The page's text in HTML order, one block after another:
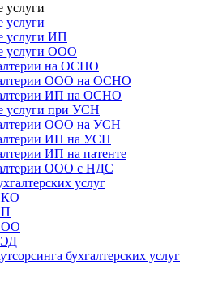
услуги
услуги
услуги ИП
услуги ООО
на ОСНО
ООО на ОСНО
ИП на ОСНО
услуги при УСН
ООО на УСН
ИП на УСН
ИП на патенте
ООО с НДС
услуг
бухгалтерских услуг